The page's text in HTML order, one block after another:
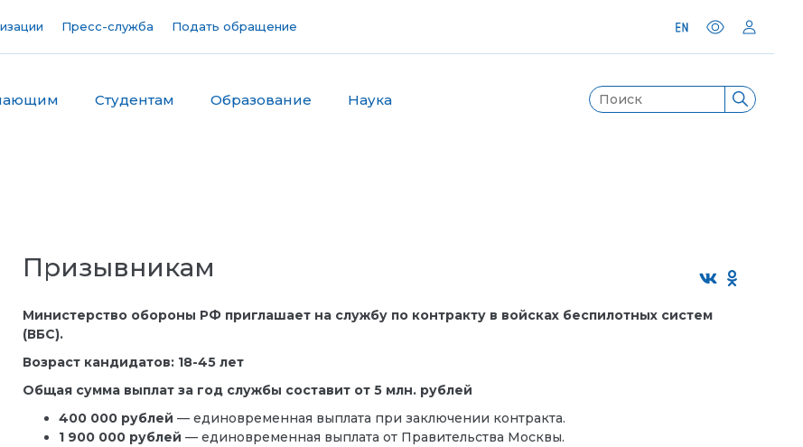
Пресс-служба Подать обращение
Студентам Образование Наука
Призывникам
Министерство обороны РФ приглашает на службу по контракту в войсках беспилотных систем
(ВБС).
Возраст кандидатов: 18-45 лет
Общая сумма выплат за год службы составит от 5 млн. рублей
400 000 рублей — единовременная выплата при заключении контракта.
1 900 000 рублей — единовременная выплата от Правительства Москвы.